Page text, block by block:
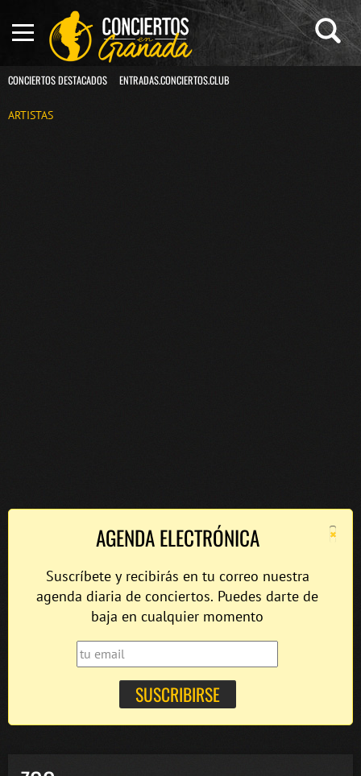
CONCIERTOS DESTACADOS ENTRADAS.CONCIERTOS.CLUB
ARTISTAS
×
AGENDA ELECTRÓNICA
Suscríbete y recibirás en tu correo nuestra
agenda diaria de conciertos. Puedes darte de
baja en cualquier momento